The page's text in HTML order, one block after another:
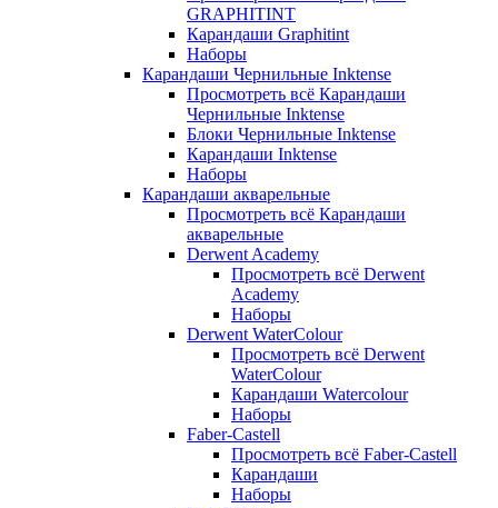
GRAPHITINT
Карандаши Graphitint
Наборы
Карандаши Чернильные Inktense
Просмотреть всё Карандаши
Чернильные Inktense
Блоки Чернильные Inktense
Карандаши Inktense
Наборы
Карандаши акварельные
Просмотреть всё Карандаши
акварельные
Derwent Academy
Просмотреть всё Derwent
Academy
Наборы
Derwent WaterColour
Просмотреть всё Derwent
WaterColour
Карандаши Watercolour
Наборы
Faber-Castell
Просмотреть всё Faber-Castell
Карандаши
Наборы